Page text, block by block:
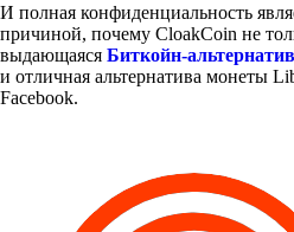
И полная конфиденциальность
причиной, почему CloakCoin не
выдающаяся Биткойн-
и отличная альтернатива монеты
Facebook.